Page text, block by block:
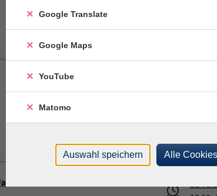
15:15–
für Kinder
Google Translate
Google Maps
YouTube
Matomo
Auswahl speichern Alle